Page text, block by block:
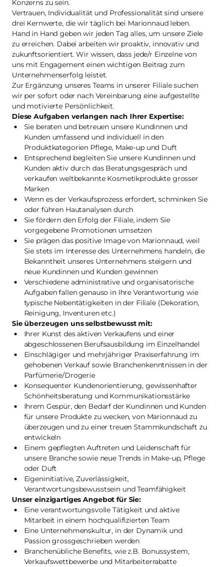
Konzerns zu sein.
Vertrauen, Individualität und Professionalität sind unsere
drei Kernwerte, die wir täglich bei Marionnaud leben.
Hand in Hand geben wir jeden Tag alles, um unsere Ziele
zu erreichen. Dabei arbeiten wir proaktiv, innovativ und
zukunftsorientiert. Wir wissen, dass jede/r Einzelne von
uns mit Engagement einen wichtigen Beitrag zum
Unternehmenserfolg leistet.
Zur Ergänzung unseres Teams in unserer Filiale suchen
wir per sofort oder nach Vereinbarung eine aufgestellte
und motivierte Persönlichkeit.
Diese Aufgaben verlangen nach Ihrer Expertise:
Sie beraten und betreuen unsere Kundinnen und
Kunden umfassend und individuell in den
Produktkategorien Pflege, Make-up und Duft
Entsprechend begleiten Sie unsere Kundinnen und
Kunden aktiv durch das Beratungsgespräch und
verkaufen weltbekannte Kosmetikprodukte grosser
Marken
Wenn es der Verkaufsprozess erfordert, schminken Sie
oder führen Hautanalysen durch
Sie fördern den Erfolg der Filiale, indem Sie
vorgegebene Promotionen umsetzen
Sie prägen das positive Image von Marionnaud, weil
Sie stets im Interesse des Unternehmens handeln, die
Bekanntheit unseres Unternehmens steigern und
neue Kundinnen und Kunden gewinnen
Verschiedene administrative und organisatorische
Aufgaben fallen genauso in Ihre Verantwortung wie
typische Nebentätigkeiten in der Filiale (Dekoration,
Reinigung, Inventuren etc.)
Sie überzeugen uns selbstbewusst mit:
Ihrer Kunst des aktiven Verkaufens und einer
abgeschlossenen Berufsausbildung im Einzelhandel
Einschlägiger und mehrjähriger Praxiserfahrung im
gehobenen Verkauf sowie Branchenkenntnissen in der
Parfümerie/Drogerie
Konsequenter Kundenorientierung, gewissenhafter
Schönheitsberatung und Kommunikationsstärke
Ihrem Gespür, den Bedarf der Kundinnen und Kunden
für unsere Produkte zu wecken, von Marionnaud zu
überzeugen und zu einer treuen Stammkundschaft zu
entwickeln
Einem gepflegten Auftreten und Leidenschaft für
unsere Branche sowie neue Trends in Make-up, Pflege
oder Duft
Eigeninitiative, Zuverlässigkeit,
Verantwortungsbewusstsein und Teamfähigkeit
Unser einzigartiges Angebot für Sie:
Eine verantwortungsvolle Tätigkeit und aktive
Mitarbeit in einem hochqualifizierten Team
Eine Unternehmenskultur, in der Dynamik und
Passion grossgeschrieben werden
Branchenübliche Benefits, wie z.B. Bonussystem,
Verkaufswettbewerbe und Mitarbeiterrabatte